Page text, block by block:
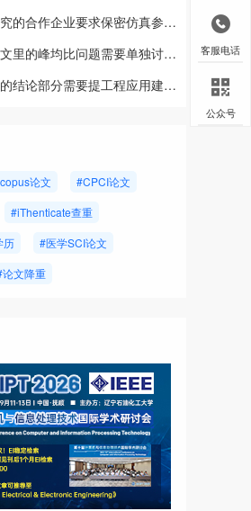
合作企业要求保密仿真参数怎么处理
里的峰均比问题需要单独讨论吗
结论部分需要提工程应用建议吗
论文
#CPCI论文
#iThenticate查重
历
#医学SCI论文
论文降重
客服电话
公众号